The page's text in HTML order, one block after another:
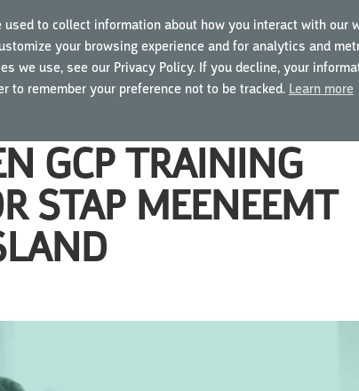
to collect information about how you interact with our
your browsing experience and for analytics and
we use, see our Privacy Policy. If you decline, your
remember your preference not to be tracked. Learn more
OVER MYGCP VOOR BEDRIJVEN
GCP TRAINING
STAP MEENEEMT